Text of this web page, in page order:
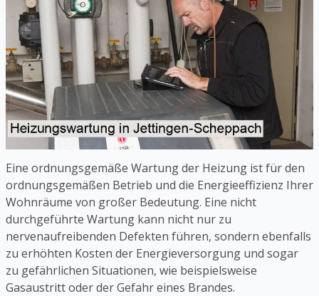
Eine ordnungsgemäße Wartung der Heizung ist für den
ordnungsgemäßen Betrieb und die Energieeffizienz Ihrer
Wohnräume von großer Bedeutung. Eine nicht
durchgeführte Wartung kann nicht nur zu
nervenaufreibenden Defekten führen, sondern ebenfalls
zu erhöhten Kosten der Energieversorgung und sogar
zu gefährlichen Situationen, wie beispielsweise
Gasaustritt oder der Gefahr eines Brandes.